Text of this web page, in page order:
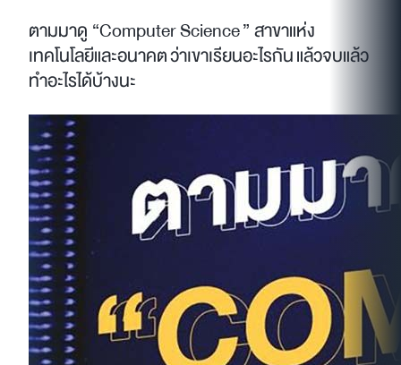
ตามมาดู “Computer Science ” สาขาแห่ง
เทคโนโลยีและอนาคต ว่าเขาเรียนอะไรกัน แล้วจบแล้ว
ทำอะไรได้บ้างนะ